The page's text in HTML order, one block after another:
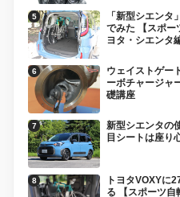
「新型シエン
でみた 【スポー
ヨタ・シエンタ編
ウェイストゲー
ーボチャージャ
礎講座
新型シエンタの
目シートは座り
トヨタVOXYに
る 【スポーツ自